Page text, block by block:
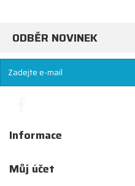
ODBĚR NOVINEK
Informace
Můj účet